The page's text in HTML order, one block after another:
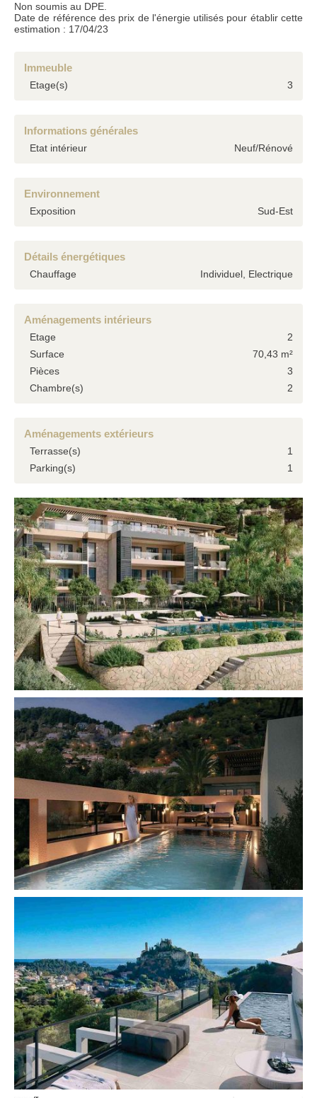
Non soumis au DPE.
Date de référence des prix de l'énergie utilisés pour établir cette
estimation : 17/04/23
Immeuble
Etage(s) 3
Informations générales
Etat intérieur Neuf/Rénové
Environnement
Exposition Sud-Est
Détails énergétiques
Chauffage Individuel, Electrique
Aménagements intérieurs
Etage
2
Surface
70,43 m²
Pièces
3
Chambre(s)
2
Aménagements extérieurs
Terrasse(s)
1
Parking(s)
1